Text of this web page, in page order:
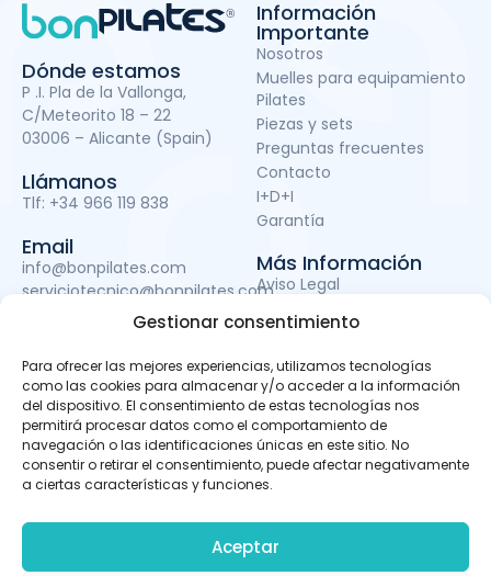
Gestionar consentimiento
Para ofrecer las mejores experiencias, utilizamos tecnologías
como las cookies para almacenar y/o acceder a la información
del dispositivo. El consentimiento de estas tecnologías nos
permitirá procesar datos como el comportamiento de
navegación o las identificaciones únicas en este sitio. No
consentir o retirar el consentimiento, puede afectar negativamente
a ciertas características y funciones.
Aceptar
Dónde estamos
P .I. Pla de la Vallonga,
C/Meteorito 18 – 22
03006 – Alicante (Spain)
Llámanos
Tlf: +34 966 119 838
Email
info@bonpilates.com
serviciotecnico@bonpilates.com
Información
Importante
Nosotros
Muelles para equipamiento
Pilates
Piezas y sets
Preguntas frecuentes
Contacto
I+D+I
Garantía
Más Información
Aviso Legal
Política de Privacidad
Política de cookies
Subvenciones
BONPILATES S.L. ha sido beneficiaria del Fondo Europeo de
Desarrollo Regional cuyo objetivo es mejorar el uso y la
calidad de las tecnologías de la información y de las
apps móviles, otro de Desarrollo de material promocional